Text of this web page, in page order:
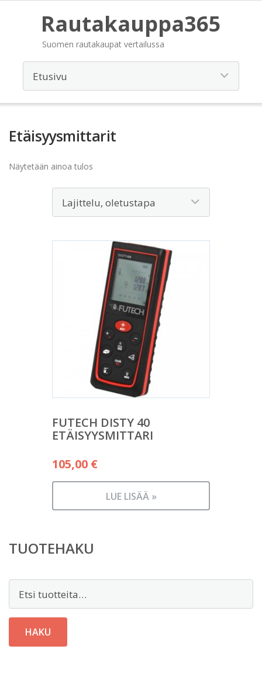
Rautakauppa365
Suomen rautakaupat vertailussa
Etäisyysmittarit
Näytetään ainoa tulos
FUTECH DISTY 40
ETÄISYYSMITTARI
105,00 €
LUE LISÄÄ »
TUOTEHAKU
HAKU